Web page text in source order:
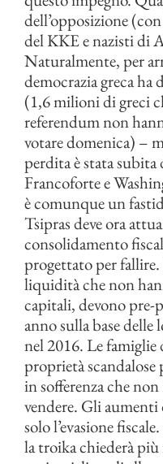
dell’opposizione
del KKE e nazisti di
Naturalmente, per
democrazia greca
(1,6 milioni di greci
referendum non
votare domenica) –
perdita è stata
Francoforte e
è comunque un
Tsipras deve ora
consolidamento
progettato per fallire.
liquidità che non
capitali, devono pre-
anno sulla base
nel 2016. Le famiglie
proprietà scandalose
in sofferenza che
vendere. Gli
solo l’evasione
la troika chiederà